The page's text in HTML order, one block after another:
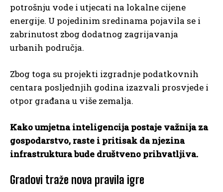
potrošnju vode i utjecati na lokalne cijene
energije. U pojedinim sredinama pojavila se i
zabrinutost zbog dodatnog zagrijavanja
urbanih područja.
Zbog toga su projekti izgradnje podatkovnih
centara posljednjih godina izazvali prosvjede i
otpor građana u više zemalja.
Kako umjetna inteligencija postaje važnija za
gospodarstvo, raste i pritisak da njezina
infrastruktura bude društveno prihvatljiva.
Gradovi traže nova pravila igre